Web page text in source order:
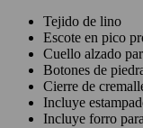
Tejido de lino
Escote en pico
Cuello alzado
Botones de
Cierre de
Incluye
Incluye forro